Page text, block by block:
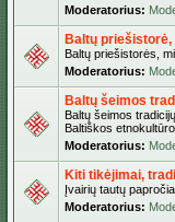
Moderatorius:
Baltų
Baltų priešistorės,
Moderatorius:
Baltų šeimos
Baltų šeimos
Baltiškos
Moderatorius:
Kiti tikėjimai,
Įvairių tautų
Moderatorius: